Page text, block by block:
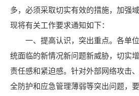
多，必须采取切实有效的措施，加强
现将有关工作要求通知如下：
一、提高认识，突出重点。各单位
统面临的新情况新问题新威胁，切实
责任感和紧迫感。针对外部网络攻击
全防护和应急管理薄弱等突出问题，